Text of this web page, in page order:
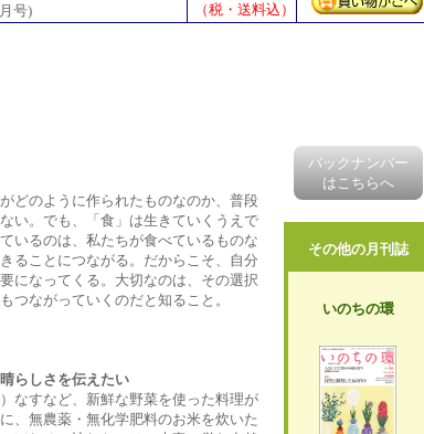
月号)
（税・送料込）
どのように作られたものなのか、普段
い。でも、「食」は生きていくうえで
いるのは、私たちが食べているものな
ることにつながる。だからこそ、自分
になってくる。大切なのは、その選択
つながっていくのだと知ること。
らしさを伝えたい
なすなど、新鮮な野菜を使った料理が
、無農薬・無化学肥料のお米を炊いた
バックナンバー
はこちらへ
その他の月刊誌
いのちの環